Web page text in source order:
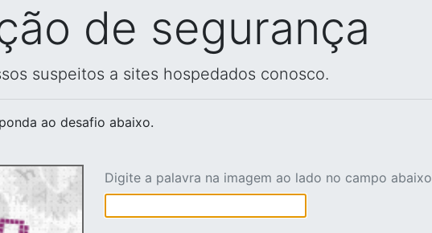
de segurança
suspeitos a sites hospedados conosco.
ao desafio abaixo.
Digite a palavra na imagem ao lado no campo abaixo